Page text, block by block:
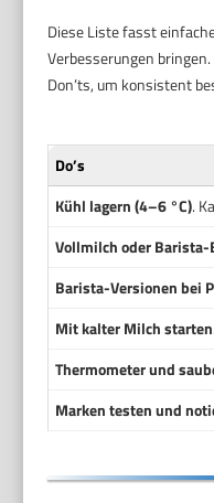
Diese Liste fasst
Verbesserungen
Don’ts, um konsistent
Do’s
Kühl lagern (4–6 °C).
Vollmilch oder
Barista-Versionen bei
Mit kalter Milch starten
Thermometer und
Marken testen und